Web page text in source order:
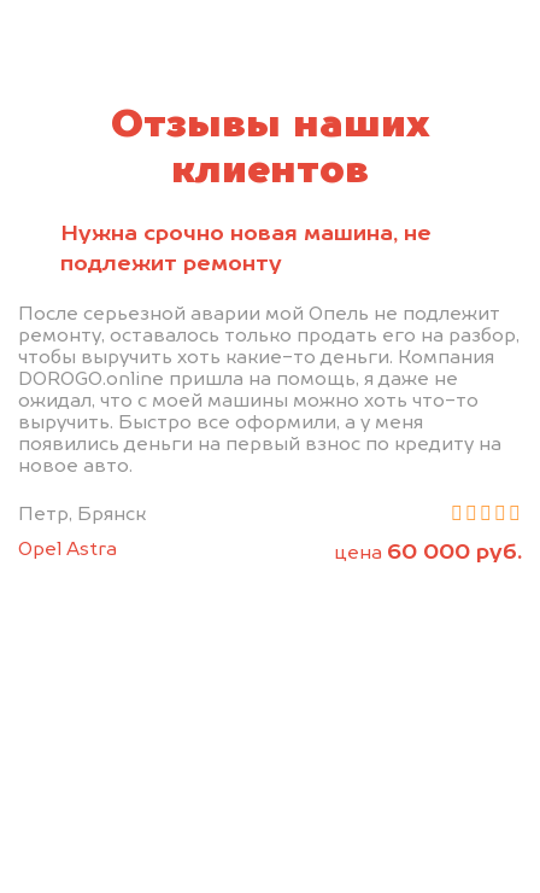
Отзывы наших
клиентов
Нужна срочно новая машина, не
подлежит ремонту
После серьезной аварии мой Опель не подлежит
ремонту, оставалось только продать его на разбор,
чтобы выручить хоть какие-то деньги. Компания
DOROGO.online пришла на помощь, я даже не
ожидал, что с моей машины можно хоть что-то
выручить. Быстро все оформили, а у меня
появились деньги на первый взнос по кредиту на
новое авто.
Петр, Брянск
Opel Astra
цена 60 000 руб.